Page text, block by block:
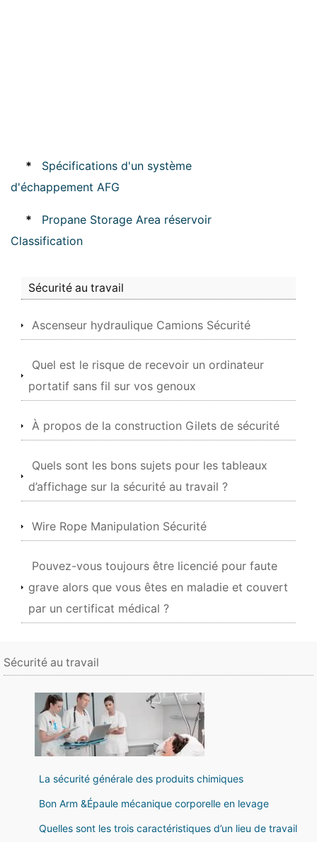
*
Spécifications d'un système
d'échappement AFG
*
Propane Storage Area réservoir
Classification
Sécurité au travail
Ascenseur hydraulique Camions Sécurité
Quel est le risque de recevoir un ordinateur
portatif sans fil sur vos genoux
À propos de la construction Gilets de sécurité
Quels sont les bons sujets pour les tableaux
d’affichage sur la sécurité au travail ?
Wire Rope Manipulation Sécurité
Pouvez-vous toujours être licencié pour faute
grave alors que vous êtes en maladie et couvert
par un certificat médical ?
Sécurité au travail
La sécurité générale des produits chimiques
Bon Arm &Épaule mécanique corporelle en levage
Quelles sont les trois caractéristiques d’un lieu de travail